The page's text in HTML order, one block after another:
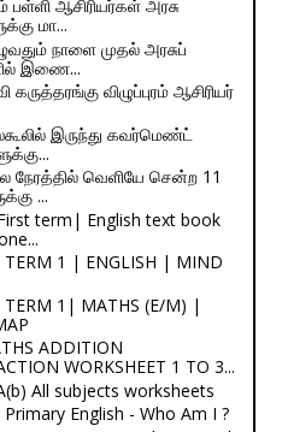
பள்ளி ஆசிரியர்கள் அரசு
மா...
நாளை முதல் அரசுப்
இணை...
கருத்தரங்கு விழுப்புரம் ஆசிரியர்
இருந்து கவர்மெண்ட்
நேரத்தில் வெளியே சென்ற 11
...
term| English text book
1 | ENGLISH | MIND
1| MATHS (E/M) |
ADDITION
WORKSHEET 1 TO 3...
All subjects worksheets
English - Who Am I ?